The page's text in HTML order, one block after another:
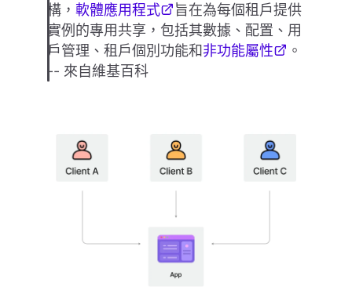
構， 軟體應用程式
旨在為每個租戶提供
實例的專用共享，包括其數據、配置、用
戶管理、租戶個別功能和非功能屬性
。
-- 來自維基百科